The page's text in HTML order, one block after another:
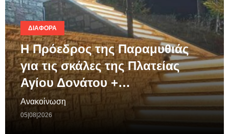
ΔΙΆΦΟΡΑ
Η Πρόεδρος της Παραμυθιάς
για τις σκάλες της Πλατείας
Αγίου Δονάτου +…
Ανακοίνωση
05|08|2026